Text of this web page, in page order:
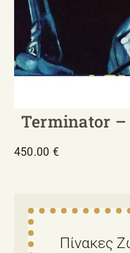
Terminator –
450.00 €
Πίνακες